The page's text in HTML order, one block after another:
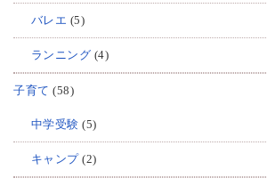
バレエ (5)
ランニング (4)
子育て (58)
中学受験 (5)
キャンプ(2)